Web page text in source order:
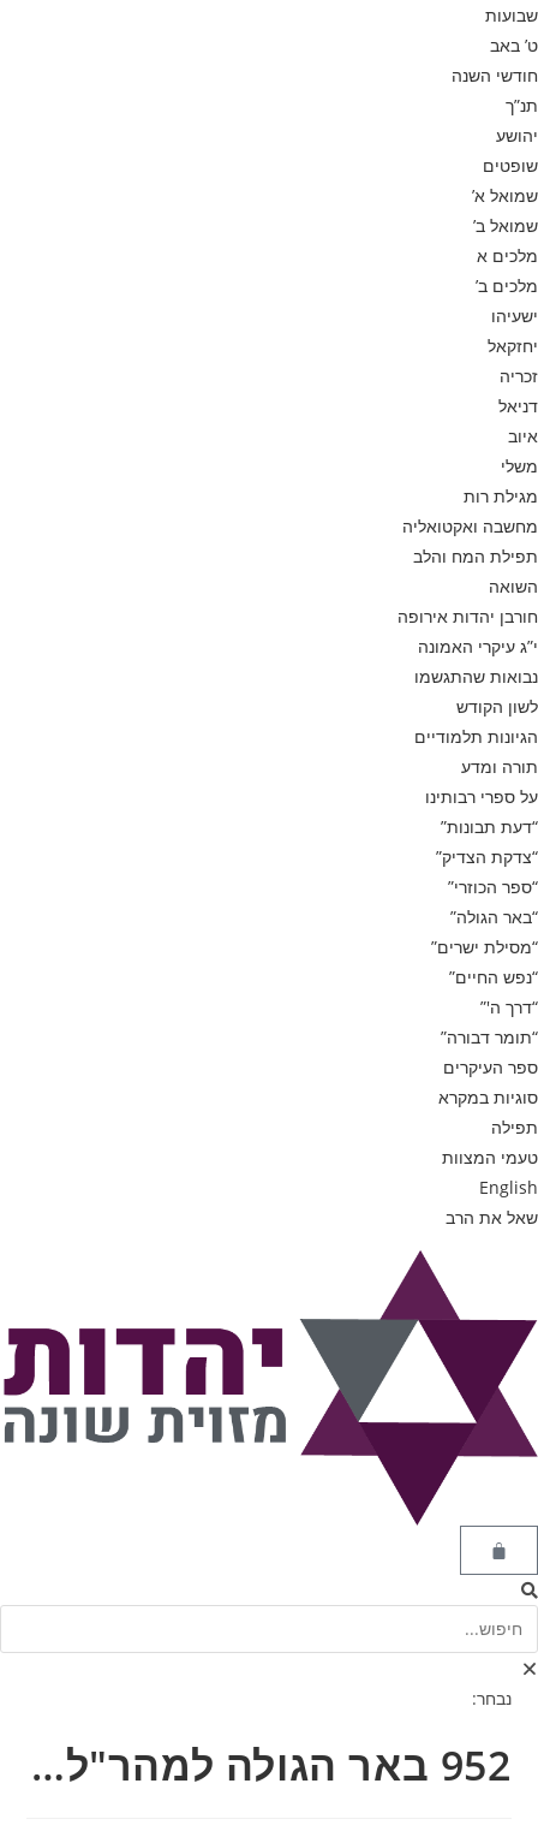
שבועות
ט’ באב
חודשי השנה
תנ”ך
יהושע
שופטים
שמואל א’
שמואל ב’
מלכים א
מלכים ב’
ישעיהו
יחזקאל
זכריה
דניאל
איוב
משלי
מגילת רות
מחשבה ואקטואליה
תפילת המח והלב
השואה
חורבן יהדות אירופה
י”ג עיקרי האמונה
נבואות שהתגשמו
לשון הקודש
הגיונות תלמודיים
תורה ומדע
על ספרי רבותינו
“דעת תבונות”
“צדקת הצדיק”
“ספר הכוזרי”
“באר הגולה”
“מסילת ישרים”
“נפש החיים”
“דרך ה'”
“תומר דבורה”
ספר העיקרים
סוגיות במקרא
תפילה
טעמי המצוות
English
שאל את הרב
נבחר:
952 באר הגולה למהר"ל…